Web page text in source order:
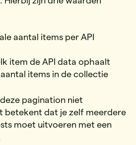
aantal items per API
item de API data ophaalt
items in de collectie
pagination niet
betekent dat je zelf meerdere
moet uitvoeren met een